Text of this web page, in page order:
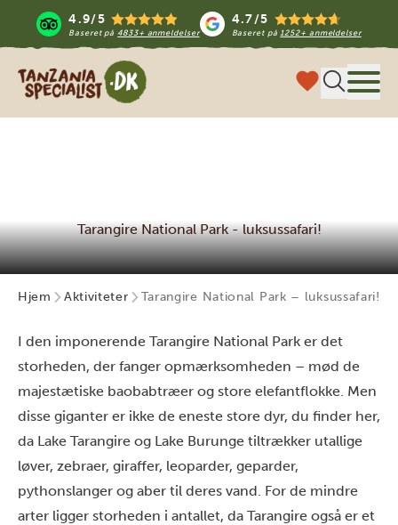
4.9/5
Baseret på 4833+ anmeldelser
4.7/5
Baseret på1252+ anmeldelser
Tanzania Specialist
Tarangire National Park - luksussafari!
Hjem Aktiviteter Tarangire National Park – luksussafari!
I den imponerende Tarangire National Park er det
storheden, der fanger opmærksomheden – mød de
majestætiske baobabtræer og store elefantflokke. Men
disse giganter er ikke de eneste store dyr, du finder her,
da Lake Tarangire og Lake Burunge tiltrækker utallige
løver, zebraer, giraffer, leoparder, geparder,
pythonslanger og aber til deres vand. For de mindre
arter ligger storheden i antallet, da Tarangire også er et